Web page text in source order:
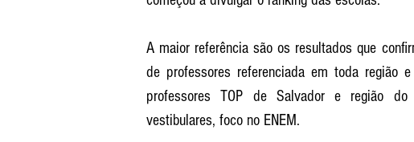
A maior referência são os resultados que
de professores referenciada em toda região
professores TOP de Salvador e região
vestibulares, foco no ENEM.